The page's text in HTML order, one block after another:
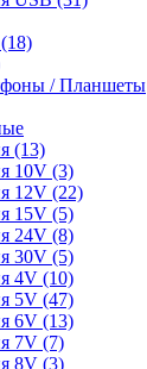
/ Планшеты
(13)
10V (3)
12V (22)
15V (5)
24V (8)
30V (5)
4V (10)
5V (47)
6V (13)
7V (7)
8V (3)